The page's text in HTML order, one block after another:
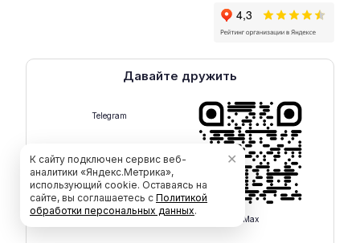
Давайте дружить
Telegram
Max
К сайту подключен сервис веб-
аналитики «Яндекс.Метрика»,
использующий cookie. Оставаясь на
сайте, вы соглашаетесь с Политикой
обработки персональных данных.
✕